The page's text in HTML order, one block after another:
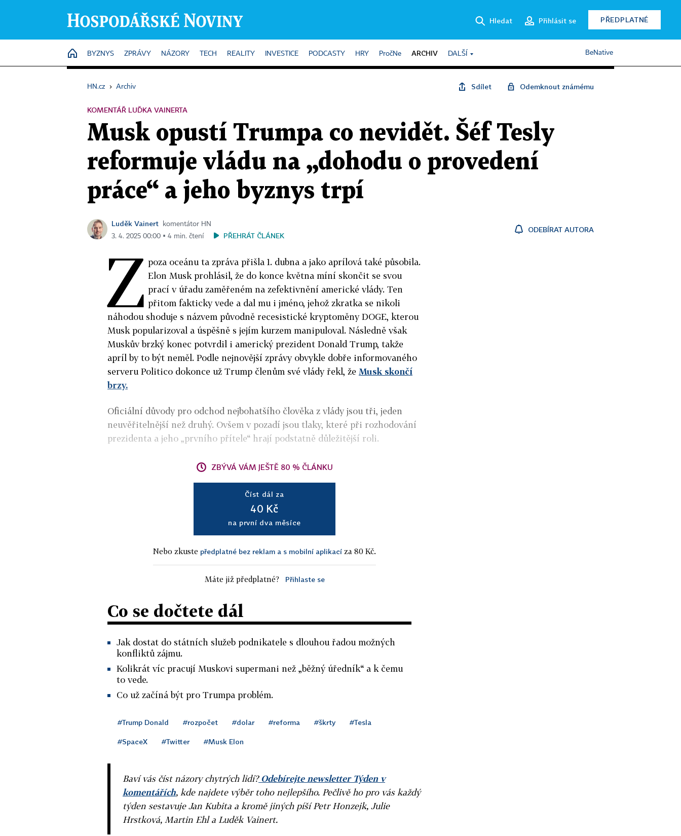
Hledat Přihlásit se PŘEDPLATNÉ
HOME
BYZNYS ZPRÁVY NÁZORY TECH REALITY INVESTICE PODCASTY HRY PročNe ARCHIV DALŠÍ BeNative
HN.cz › Archiv Sdílet Odemknout známému
KOMENTÁŘ LUĎKA VAINERTA
Musk opustí Trumpa co nevidět. Šéf Tesly
reformuje vládu na „dohodu o provedení
práce“ a jeho byznys trpí
Luděk Vainert
komentátor HN
3. 4. 2025 00:00 ▪ 4 min. čtení
PŘEHRÁT ČLÁNEK
ODEBÍRAT AUTORA
Z poza oceánu ta zpráva přišla 1. dubna a jako aprílová také působila.
Elon Musk prohlásil, že do konce května míní skončit se svou
prací v úřadu zaměřeném na zefektivnění americké vlády. Ten
přitom fakticky vede a dal mu i jméno, jehož zkratka se nikoli
náhodou shoduje s názvem původně recesistické kryptoměny DOGE, kterou
Musk popularizoval a úspěšně s jejím kurzem manipuloval. Následně však
Muskův brzký konec potvrdil i americký prezident Donald Trump, takže
apríl by to být neměl. Podle nejnovější zprávy obvykle dobře informovaného
serveru Politico dokonce už Trump členům své vlády řekl, že Musk skončí
brzy.
Oficiální důvody pro odchod nejbohatšího člověka z vlády jsou tři, jeden
neuvěřitelnější než druhý. Ovšem v pozadí jsou tlaky, které při rozhodování
prezidenta a jeho „prvního přítele“ hrají podstatně důležitější roli.
ZBÝVÁ VÁM JEŠTĚ 80 % ČLÁNKU
Číst dál za
40 Kč
na první dva měsíce
Nebo zkuste předplatné bez reklam a s mobilní aplikací za 80 Kč.
Máte již předplatné? Přihlaste se
Co se dočtete dál
Jak dostat do státních služeb podnikatele s dlouhou řadou možných
konfliktů zájmu.
Kolikrát víc pracují Muskovi supermani než „běžný úředník“ a k čemu
to vede.
Co už začíná být pro Trumpa problém.
#Trump Donald #rozpočet #dolar #reforma #škrty #Tesla
#SpaceX #Twitter #Musk Elon
Baví vás číst názory chytrých lidí?Odebírejte newsletter Týden v
komentářích, kde najdete výběr toho nejlepšího. Pečlivě ho pro vás každý
týden sestavuje Jan Kubita a kromě jiných píší Petr Honzejk, Julie
Hrstková, Martin Ehl a Luděk Vainert.